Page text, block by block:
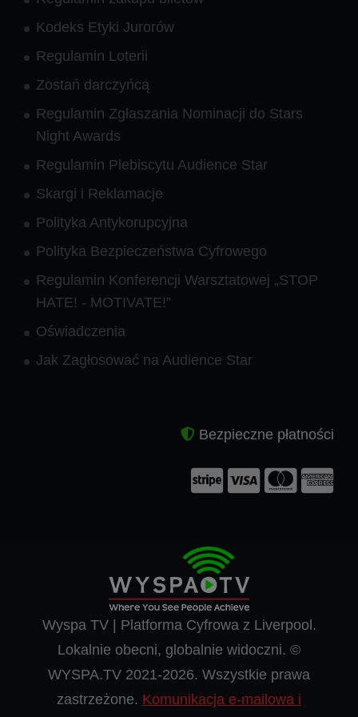
Kodeks Etyki Jurorów
Regulamin Loterii
Zostań darczyńcą
Regulamin Zgłaszania Nominacji do Stars
Night Awards
Regulamin Plebiscytu Audience Star
Skargi i Reklamacje
Polityka Antykorupcyjna
Polityka Bezpieczeństwa Cyfrowego
Regulamin Konferencji Warsztatowej „STOP
HATE! - MOTIVATE!”
Oświadczenia
Jak Zagłosować na Audience Star
Bezpieczne płatności
Wyspa TV | Platforma Cyfrowa z Liverpool.
Lokalnie obecni, globalnie widoczni. ©
WYSPA.TV 2021-2026. Wszystkie prawa
zastrzeżone. Komunikacja e-mailowa i